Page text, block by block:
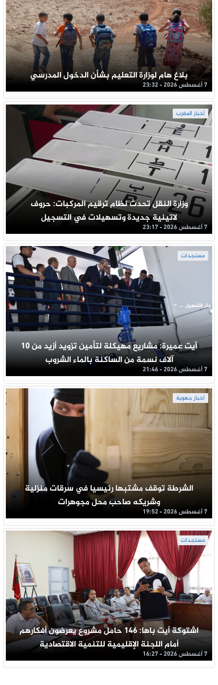
بلاغ هام لوزارة التعليم بشأن الدخول المدرسي
7 أغسطس 2026 - 23:32
أخبار المغرب
وزارة النقل تحدث نظام ترقيم المركبات: حروف
لاتينية جديدة وتسهيلات في التسجيل
7 أغسطس 2026 - 23:17
مستجدات
آيت عميرة: مشاريع مهيكلة لتأمين تزويد أزيد من 10
آلاف نسمة من الساكنة بالماء الشروب
7 أغسطس 2026 - 21:46
أخبار جهوية
الشرطة توقف مشتبها رئيسيا في سرقات منزلية
وشريكه صاحب محل مجوهرات
7 أغسطس 2026 - 19:52
مستجدات
اشتوكة أيت باها: 146 حامل مشروع يعرضون أفكارهم
أمام اللجنة الإقليمية للتنمية الاقتصادية
7 أغسطس 2026 - 16:27
جار التحميل ...